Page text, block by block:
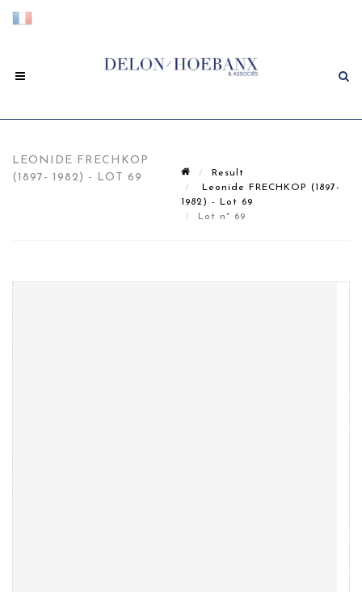
LEONIDE FRECHKOP
(1897- 1982) - LOT 69
Result
Leonide FRECHKOP (1897-
1982) - Lot 69
Lot n° 69